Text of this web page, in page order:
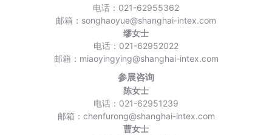
电话：021-62955362
邮箱：songhaoyue@shanghai-intex.com
缪女士
电话：021-62952022
邮箱：miaoyingying@shanghai-intex.com
参展咨询
陈女士
电话：021-62951239
邮箱：chenfurong@shanghai-intex.com
曹女士